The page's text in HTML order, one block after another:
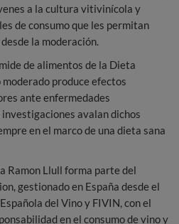
a la cultura vitivinícola y
de consumo que les permitan
la moderación.
de alimentos de la Dieta
produce efectos
ante enfermedades
avalan dichos
en el marco de una dieta sana
Ramon Llull forma parte del
gestionado en España desde el
del Vino y FIVIN, con el
en el consumo de vino y